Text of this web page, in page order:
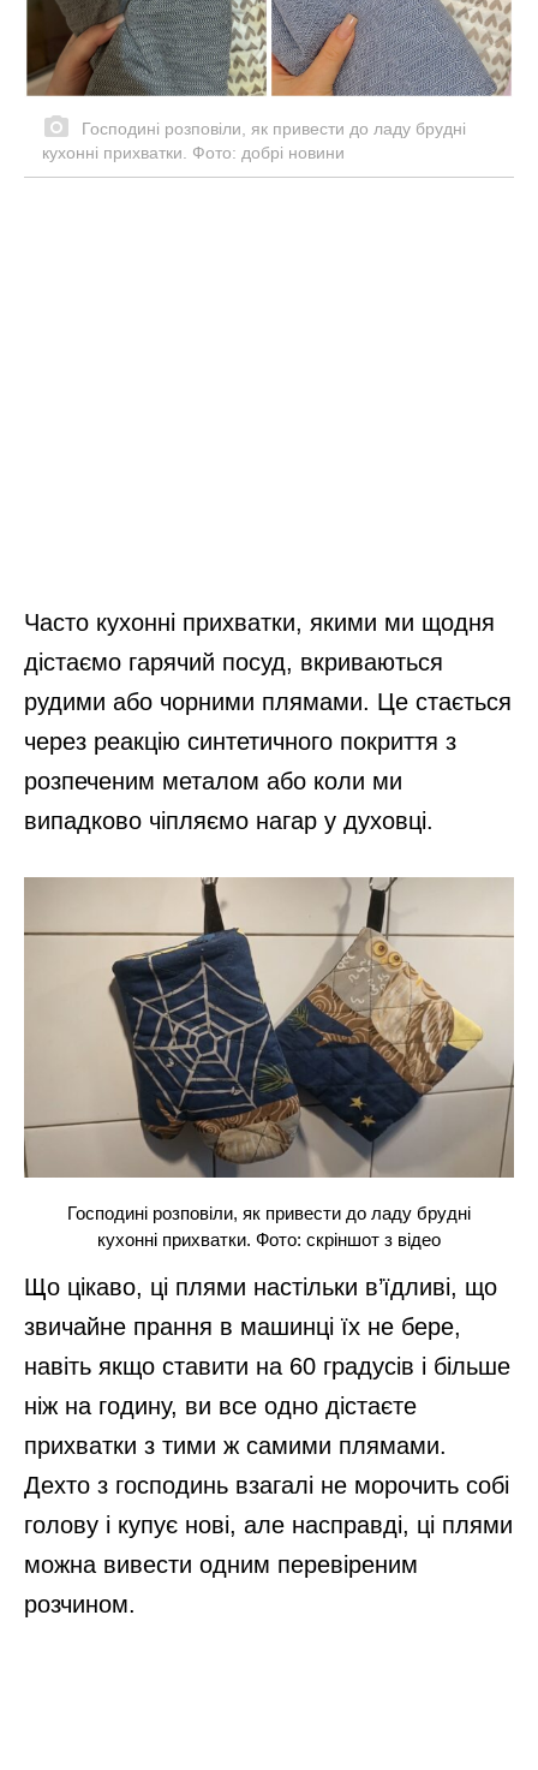
Господині розповіли, як привести до ладу брудні
кухонні прихватки. Фото: добрі новини
Часто кухонні прихватки, якими ми щодня
дістаємо гарячий посуд, вкриваються
рудими або чорними плямами. Це стається
через реакцію синтетичного покриття з
розпеченим металом або коли ми
випадково чіпляємо нагар у духовці.
Господині розповіли, як привести до ладу брудні
кухонні прихватки. Фото: скріншот з відео
Що цікаво, ці плями настільки в’їдливі, що
звичайне прання в машинці їх не бере,
навіть якщо ставити на 60 градусів і більше
ніж на годину, ви все одно дістаєте
прихватки з тими ж самими плямами.
Дехто з господинь взагалі не морочить собі
голову і купує нові, але насправді, ці плями
можна вивести одним перевіреним
розчином.